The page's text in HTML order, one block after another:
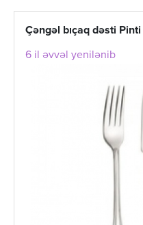
Çəngəl bıçaq dəsti
6 il əvvəl yenilənib